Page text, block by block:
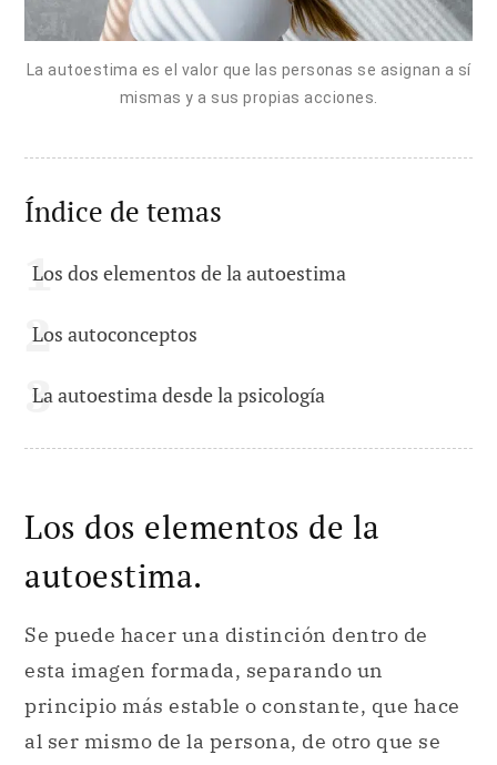
La autoestima es el valor que las personas se asignan a sí
mismas y a sus propias acciones.
Índice de temas
Los dos elementos de la autoestima
Los autoconceptos
La autoestima desde la psicología
Los dos elementos de la
autoestima.
Se puede hacer una distinción dentro de
esta imagen formada, separando un
principio más estable o constante, que hace
al ser mismo de la persona, de otro que se